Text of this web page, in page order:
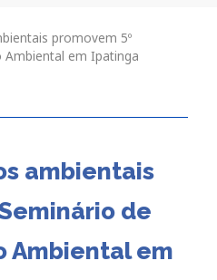
promovem 5º
Ambiental em Ipatinga
ambientais
de
Ambiental em